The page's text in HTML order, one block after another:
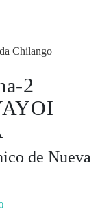
Chilango
2
de Nueva